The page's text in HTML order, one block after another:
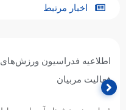
اخبار مرتبط
اطلاعیه فدراسیون ورزش‌های
فعالیت مربیان